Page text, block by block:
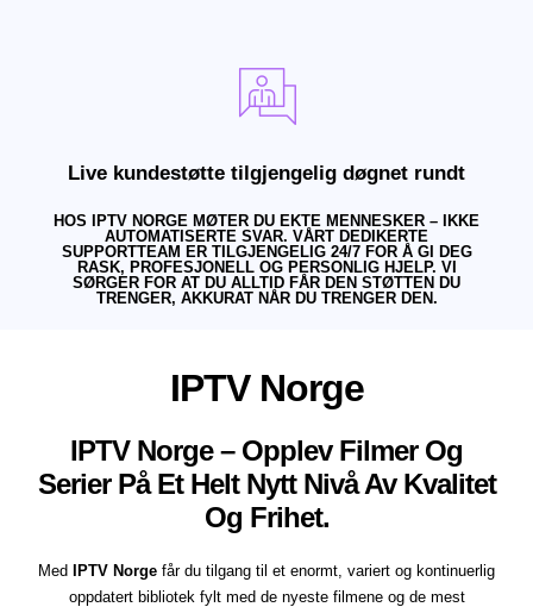
Live kundestøtte tilgjengelig døgnet rundt
HOS IPTV NORGE MØTER DU EKTE MENNESKER – IKKE
AUTOMATISERTE SVAR. VÅRT DEDIKERTE
SUPPORTTEAM ER TILGJENGELIG 24/7 FOR Å GI DEG
RASK, PROFESJONELL OG PERSONLIG HJELP. VI
SØRGER FOR AT DU ALLTID FÅR DEN STØTTEN DU
TRENGER, AKKURAT NÅR DU TRENGER DEN.
IPTV Norge
IPTV Norge – Opplev Filmer Og
Serier På Et Helt Nytt Nivå Av Kvalitet
Og Frihet.
Med IPTV Norge får du tilgang til et enormt, variert og kontinuerlig
oppdatert bibliotek fylt med de nyeste filmene og de mest